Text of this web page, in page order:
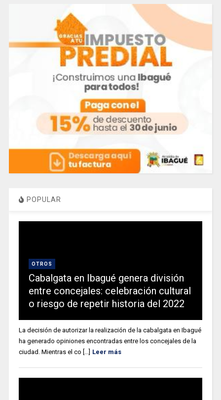
POPULAR
OTROS
Cabalgata en Ibagué genera división
entre concejales: celebración cultural
o riesgo de repetir historia del 2022
La decisión de autorizar la realización de la cabalgata en Ibagué
ha generado opiniones encontradas entre los concejales de la
ciudad. Mientras el co [...] Leer más